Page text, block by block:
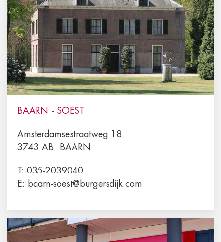
BAARN - SOEST
Amsterdamsestraatweg 18
3743 AB
BAARN
T: 035-2039040
E:
baarn-soest@burgersdijk.com